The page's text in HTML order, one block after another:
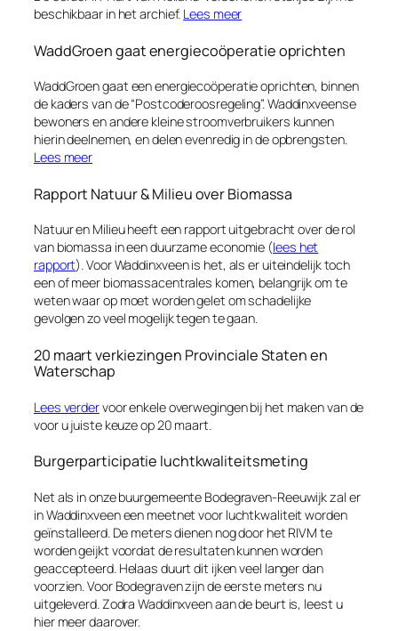
beschikbaar in het archief. Lees meer
WaddGroen gaat energiecoöperatie oprichten
WaddGroen gaat een energiecoöperatie oprichten, binnen
de kaders van de “Postcoderoosregeling”. Waddinxveense
bewoners en andere kleine stroomverbruikers kunnen
hierin deelnemen, en delen evenredig in de opbrengsten.
Lees meer
Rapport Natuur & Milieu over Biomassa
Natuur en Milieu heeft een rapport uitgebracht over de rol
van biomassa in een duurzame economie (lees het
rapport). Voor Waddinxveen is het, als er uiteindelijk toch
een of meer biomassacentrales komen, belangrijk om te
weten waar op moet worden gelet om schadelijke
gevolgen zo veel mogelijk tegen te gaan.
20 maart verkiezingen Provinciale Staten en
Waterschap
Lees verdervoor enkele overwegingen bij het maken van de
voor u juiste keuze op 20 maart.
Burgerparticipatie luchtkwaliteitsmeting
Net als in onze buurgemeente Bodegraven-Reeuwijk zal er
in Waddinxveen een meetnet voor luchtkwaliteit worden
geïnstalleerd. De meters dienen nog door het RIVM te
worden geijkt voordat de resultaten kunnen worden
geaccepteerd. Helaas duurt dit ijken veel langer dan
voorzien. Voor Bodegraven zijn de eerste meters nu
uitgeleverd. Zodra Waddinxveen aan de beurt is, leest u
hier meer daarover.